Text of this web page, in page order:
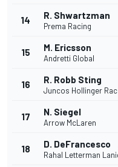
14 R. Shwartzman
Prema Racing
15 M. Ericsson
Andretti Global
16 R. Robb Sting
Juncos Hollinger
17 N. Siegel
Arrow McLaren
18 D. DeFrancesco
Rahal Letterman